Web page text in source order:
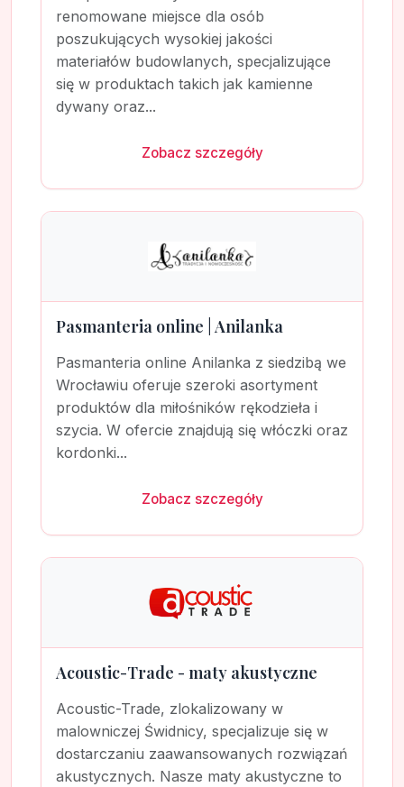
renomowane miejsce dla osób
poszukujących wysokiej jakości
materiałów budowlanych, specjalizujące
się w produktach takich jak kamienne
dywany oraz...
Zobacz szczegóły
Pasmanteria online | Anilanka
Pasmanteria online Anilanka z siedzibą we
Wrocławiu oferuje szeroki asortyment
produktów dla miłośników rękodzieła i
szycia. W ofercie znajdują się włóczki oraz
kordonki...
Zobacz szczegóły
Acoustic-Trade - maty akustyczne
Acoustic-Trade, zlokalizowany w
malowniczej Świdnicy, specjalizuje się w
dostarczaniu zaawansowanych rozwiązań
akustycznych. Nasze maty akustyczne to